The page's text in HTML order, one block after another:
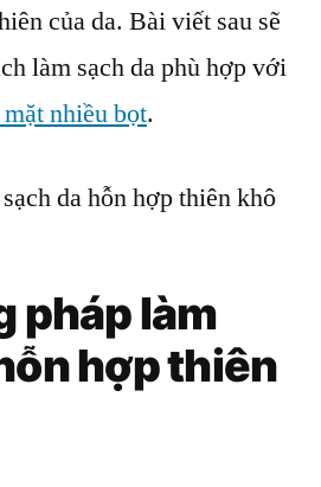
hợp
thiên
của da. Bài viết sau sẽ
làm sạch da phù hợp với
nhiều bọt.
pháp làm
hợp thiên